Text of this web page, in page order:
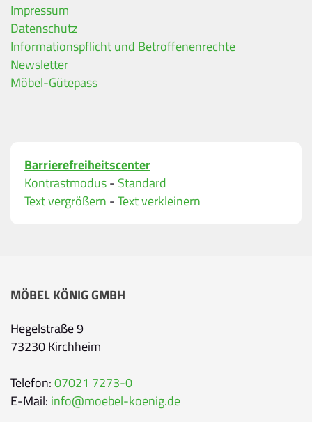
Impressum
Datenschutz
Informationspflicht und Betroffenenrechte
Newsletter
Möbel-Gütepass
Barrierefreiheitscenter
Kontrastmodus- Standard
Text vergrößern -Text verkleinern
MÖBEL KÖNIG GMBH
Hegelstraße 9
73230 Kirchheim
Telefon:07021 7273-0
E-Mail: info@moebel-koenig.de
Ihre Kontaktdaten
Alle mit Stern gekennzeichneten Felder sind
Name
Bitte geben Sie eine gültige E-Mail-Adresse ein.
Telefon*
Datum